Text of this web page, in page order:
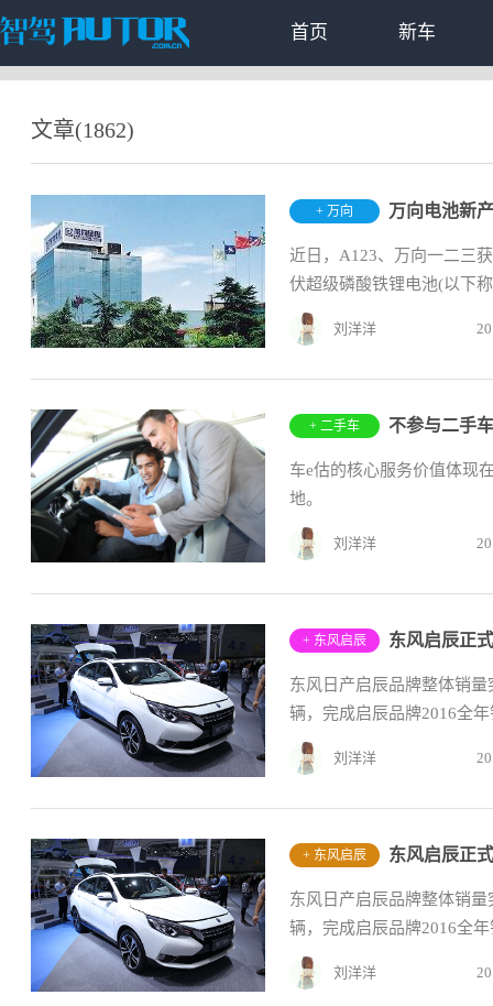
首页 新车
文章(1862)
+ 万向 万向电池新
近日，A123、万向一二三
伏超级磷酸铁锂电池(以下
刘洋洋
+ 二手车 不参与二手
车e估的核心服务价值体现
地。
刘洋洋
+ 东风启辰 东风启辰正
东风日产启辰品牌整体销
辆，完成启辰品牌2016全
刘洋洋
+ 东风启辰 东风启辰正
东风日产启辰品牌整体销
辆，完成启辰品牌2016全
刘洋洋